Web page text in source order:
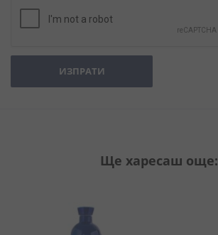
ИЗПРАТИ
Ще харесаш още: